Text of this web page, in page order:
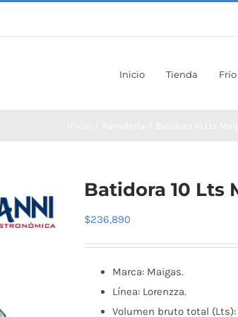
Inicio Tienda Frío
Batidora 10 Lts
$236,890
Marca: Maigas.
Línea: Lorenzza.
Volumen bruto total (Lts):